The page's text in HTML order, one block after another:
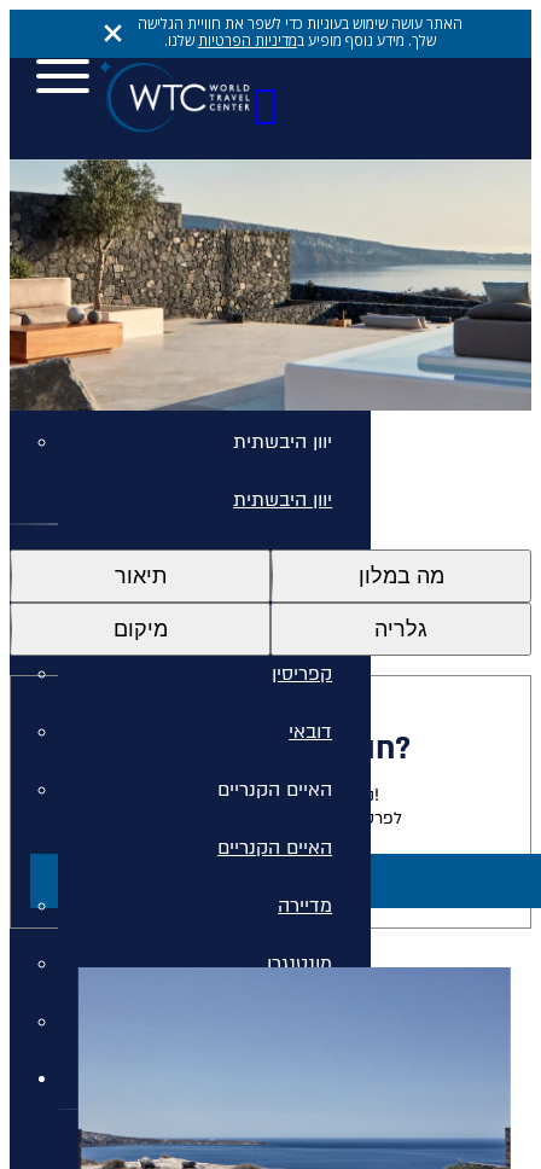
האתר עושה שימוש בעוגיות כדי לשפר את חוויית הגלישה
שלך. מידע נוסף מופיע במדיניות הפרטיותשלנו.
יעדים
יעדים
אתונה
יוון היבשתית
יוון היבשתית
איי יוון
קפריסין
דובאי
האיים הקנריים
האיים הקנריים
מדיירה
מונטנגרו
חבילות נופש
CANAVES OIA EPITOME
תיאור מה במלון
מיקום גלריה
חולמים להתארח כאן?
נשמח להגשים לכם את החלום!
לפרטים על חבילות למלון זה צרו קשר